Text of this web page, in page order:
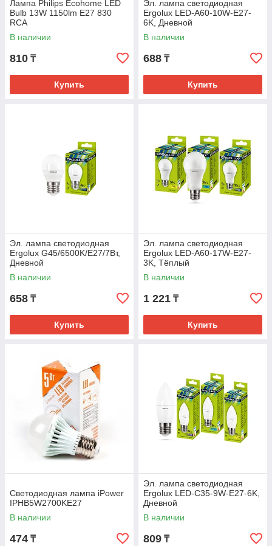
Лампа Philips Ecohome LED
Bulb 13W 1150lm E27 830
RCA
В наличии
810 ₸
Купить
Эл. лампа светодиодная
Ergolux LED-A60-10W-E27-
6K, Дневной
В наличии
688 ₸
Купить
Эл. лампа светодиодная
Ergolux G45/6500K/E27/7Вт,
Дневной
В наличии
658 ₸
Купить
Эл. лампа светодиодная
Ergolux LED-A60-17W-E27-
3K, Тёплый
В наличии
1 221 ₸
Купить
Светодиодная лампа iPower
IPHB5W2700KE27
В наличии
474 ₸
Эл. лампа светодиодная
Ergolux LED-C35-9W-E27-6K,
Дневной
В наличии
809 ₸